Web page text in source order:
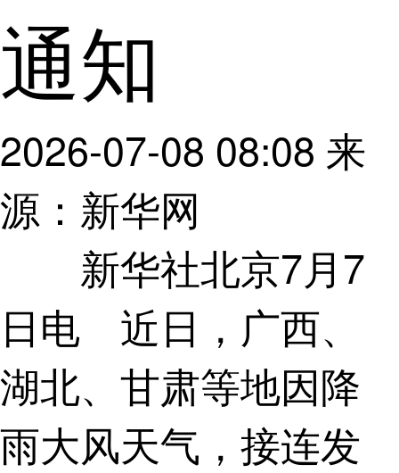
通知
2026-07-08 08:08 来
源：新华网
新华社北京7月7
日电 近日，广西、
湖北、甘肃等地因降
雨大风天气，接连发